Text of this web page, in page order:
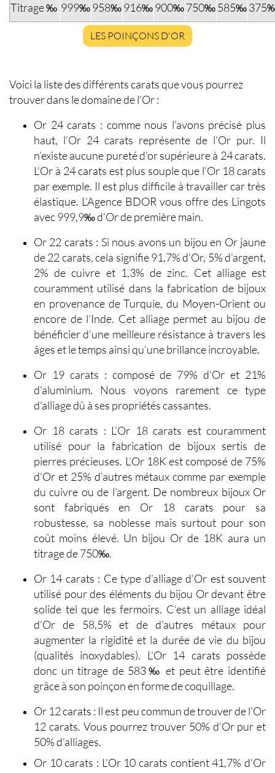
Titrage ‰ 999‰958‰916‰900‰750‰585‰
LES POINÇONS D'OR
Voici la liste des différents carats que vous pourrez
trouver dans le domaine de l’Or :
Or 24 carats : comme nous l’avons précisé plus
haut, l’Or 24 carats représente de l’Or pur. Il
n’existe aucune pureté d’or supérieure à 24 carats.
L’Or à 24 carats est plus souple que l’Or 18 carats
par exemple. Il est plus difficile à travailler car très
élastique. L’Agence BDOR vous offre des Lingots
avec 999,9‰ d’Or de première main.
Or 22 carats : Si nous avons un bijou en Or jaune
de 22 carats, cela signifie 91,7% d’Or, 5% d’argent,
2% de cuivre et 1,3% de zinc. Cet alliage est
couramment utilisé dans la fabrication de bijoux
en provenance de Turquie, du Moyen-Orient ou
encore de l’Inde. Cet alliage permet au bijou de
bénéficier d’une meilleure résistance à travers les
âges et le temps ainsi qu’une brillance incroyable.
Or 19 carats : composé de 79% d’Or et 21%
d’aluminium. Nous voyons rarement ce type
d’alliage dû à ses propriétés cassantes.
Or 18 carats : L’Or 18 carats est couramment
utilisé pour la fabrication de bijoux sertis de
pierres précieuses. L’Or 18K est composé de 75%
d’Or et 25% d’autres métaux comme par exemple
du cuivre ou de l’argent. De nombreux bijoux Or
sont fabriqués en Or 18 carats pour sa
robustesse, sa noblesse mais surtout pour son
coût moins élevé. Un bijou Or de 18K aura un
titrage de 750‰.
Or 14 carats : Ce type d’alliage d’Or est souvent
utilisé pour des éléments du bijou Or devant être
solide tel que les fermoirs. C’est un alliage idéal
d’Or de 58,5% et de d’autres métaux pour
augmenter la rigidité et la durée de vie du bijou
(qualités inoxydables). L’Or 14 carats possède
donc un titrage de 583‰ et peut être identifié
grâce à son poinçon en forme de coquillage.
Or 12 carats : Il est peu commun de trouver de l’Or
12 carats. Vous pourrez trouver 50% d’Or pur et
50% d’alliages.
Or 10 carats : L’Or 10 carats contient 41,7% d’Or